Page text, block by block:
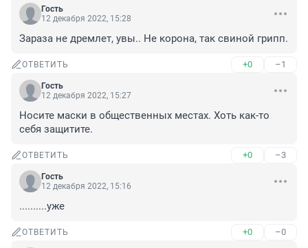
Гость
12 декабря 2022, 15:28
Зараза не дремлет, увы.. Не корона, так свиной грипп.
ОТВЕТИТЬ +0 –1
Гость
12 декабря 2022, 15:27
Носите маски в общественных местах. Хоть как-то
себя защитите.
ОТВЕТИТЬ +0 –3
Гость
12 декабря 2022, 15:16
..........уже
ОТВЕТИТЬ +0 –0